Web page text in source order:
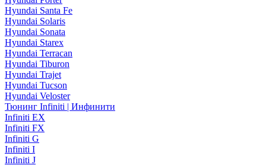
Hyundai Santa Fe
Hyundai Solaris
Hyundai Sonata
Hyundai Starex
Hyundai Terracan
Hyundai Tiburon
Hyundai Trajet
Hyundai Tucson
Hyundai Veloster
Тюнинг Infiniti | Инфинити
Infiniti EX
Infiniti FX
Infiniti G
Infiniti I
Infiniti J